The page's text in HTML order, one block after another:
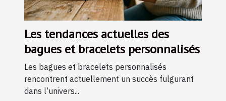
Les tendances actuelles des
bagues et bracelets personnalisés
Les bagues et bracelets personnalisés
rencontrent actuellement un succès fulgurant
dans l’univers...